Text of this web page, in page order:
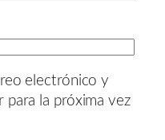
electrónico y
para la próxima vez